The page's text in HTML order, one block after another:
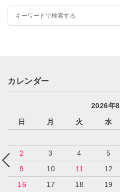
カレンダー
2026年8
日
月 火 水
2
3 4 5
9
10 11 12
16
17 18 19